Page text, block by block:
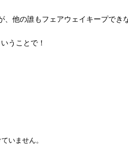
、他の誰もフェアウェイキープでき
うことで！
いません。